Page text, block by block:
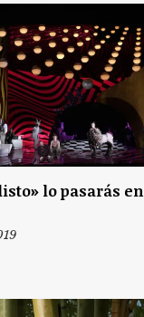
lo pasarás en